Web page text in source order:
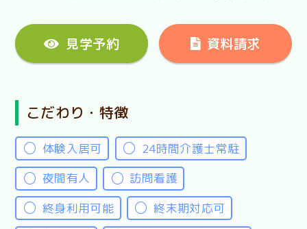
見学予約 資料請求
こだわり・特徴
体験入居可
24時間介護士常駐
夜間有人
訪問看護
終身利用可能
終末期対応可